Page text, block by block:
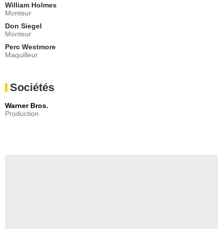
William Holmes
Monteur
Don Siegel
Monteur
Perc Westmore
Maquilleur
Sociétés
Warner Bros.
Production